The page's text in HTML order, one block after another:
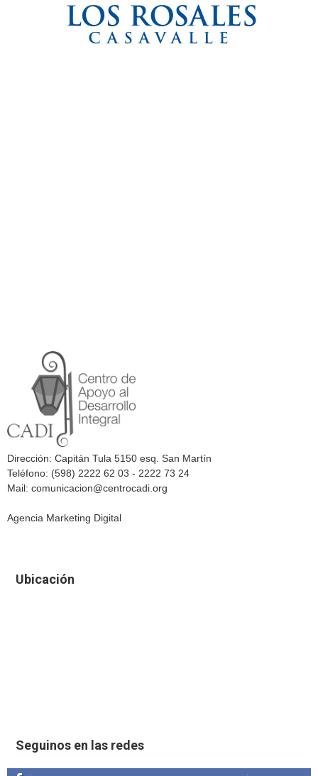
Dirección: Capitán Tula 5150 esq. San Martín
Teléfono: (598) 2222 62 03 - 2222 73 24
Mail: comunicacion@centrocadi.org
Agencia Marketing Digital
Ubicación
Seguinos en las redes